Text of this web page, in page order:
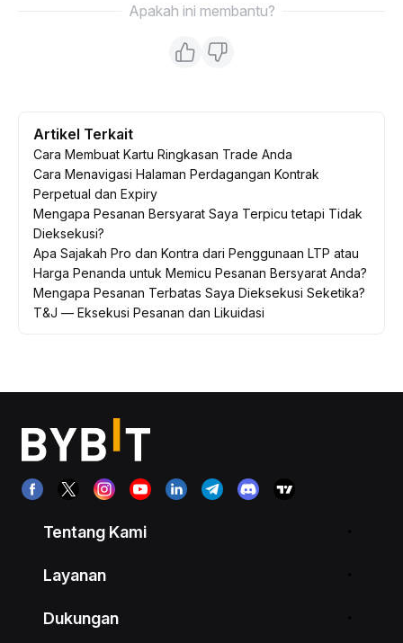
Apakah ini membantu?
Artikel Terkait
Cara Membuat Kartu Ringkasan Trade Anda
Cara Menavigasi Halaman Perdagangan Kontrak
Perpetual dan Expiry
Mengapa Pesanan Bersyarat Saya Terpicu tetapi Tidak
Dieksekusi?
Apa Sajakah Pro dan Kontra dari Penggunaan LTP atau
Harga Penanda untuk Memicu Pesanan Bersyarat Anda?
Mengapa Pesanan Terbatas Saya Dieksekusi Seketika?
T&J — Eksekusi Pesanan dan Likuidasi
Tentang Kami
Layanan
Dukungan